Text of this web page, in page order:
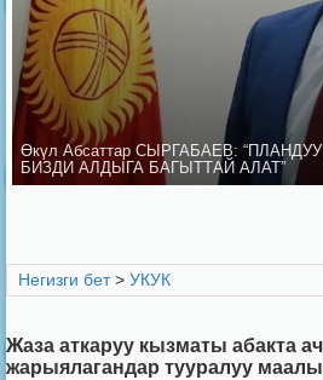
Өкүл Абсаттар СЫРГАБАЕВ:
БИЗДИ АЛДЫГА БАГЫТТАЙ АЛАТ”
Негизги бет> УКУК
Жаза аткаруу кызматы абакта
жарыялагандар тууралуу